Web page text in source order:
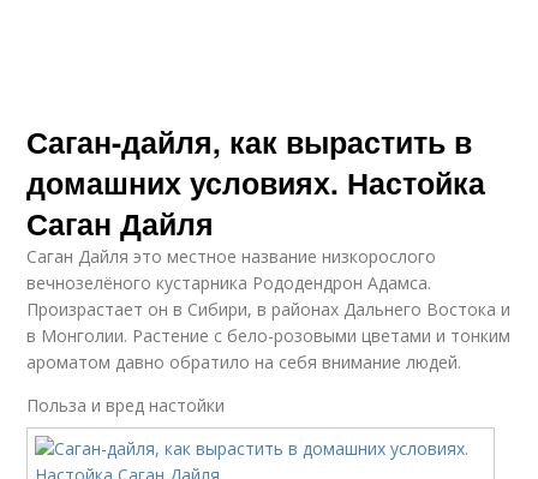
Саган-дайля, как вырастить в
домашних условиях. Настойка
Саган Дайля
Саган Дайля это местное название низкорослого
вечнозелёного кустарника Рододендрон Адамса.
Произрастает он в Сибири, в районах Дальнего Востока и
в Монголии. Растение с бело-розовыми цветами и тонким
ароматом давно обратило на себя внимание людей.
Польза и вред настойки